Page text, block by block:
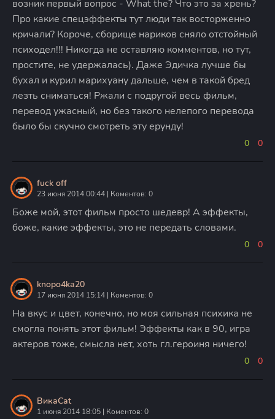
возник первый вопрос - What the? Что это за хрень?
Про какие спецэффекты тут люди так восторженно
кричали? Короче, сборище нариков сняло отстойный
психодел!!! Никогда не оставляю комментов, но тут,
простите, не удержалась). Даже Эдичка лучше бы
бухал и курил марихуану дальше, чем в такой бред
лезть сниматься! Ржали с подругой весь фильм,
перевод ужасный, но без такого нелепого перевода
было бы скучно смотреть эту ерунду!
0 0
fuck off
23 июня 2014 00:44 | Коментов: 0
Боже мой, этот фильм просто шедевр! А эффекты,
боже, какие эффекты, это не передать словами.
0 0
knopo4ka20
17 июня 2014 15:14 | Коментов: 0
На вкус и цвет, конечно, но моя сильная психика не
смогла понять этот фильм! Эффекты как в 90, игра
актеров тоже, смысла нет, хоть гл.героиня ничего!
0 0
ВикаCat
1 июня 2014 18:05 | Коментов: 0